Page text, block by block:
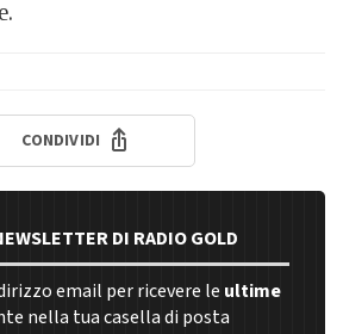
CONDIVIDI
DI RADIO GOLD
email per ricevere le ultime
nella tua casella di posta